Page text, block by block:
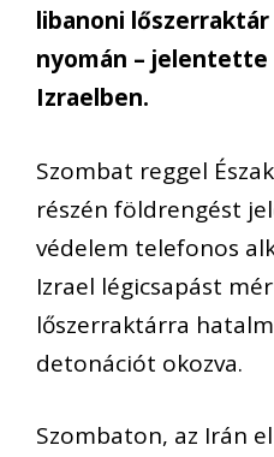
libanoni
nyomán – jelentette
Izraelben.
Szombat reggel
részén földrengést
védelem telefonos
Izrael légicsapást
lőszerraktárra
detonációt okozva.
Szombaton, az Irán